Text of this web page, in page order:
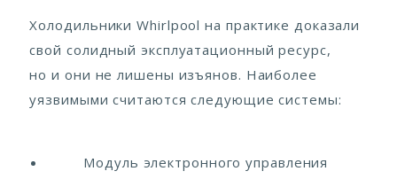
Холодильники Whirlpool на практике доказали
свой солидный эксплуатационный ресурс,
но и они не лишены изъянов. Наиболее
уязвимыми считаются следующие системы:
Модуль электронного управления